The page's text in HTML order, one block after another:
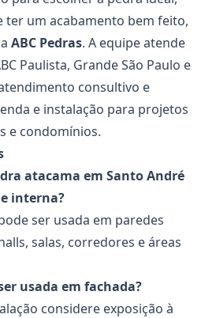
ter um acabamento bem feito,
ABC Pedras. A equipe atende
Paulista, Grande São Paulo e
consultivo e
e instalação para projetos
e condomínios.
atacama em Santo André
interna?
ser usada em paredes
salas, corredores e áreas
usada em fachada?
considere exposição à